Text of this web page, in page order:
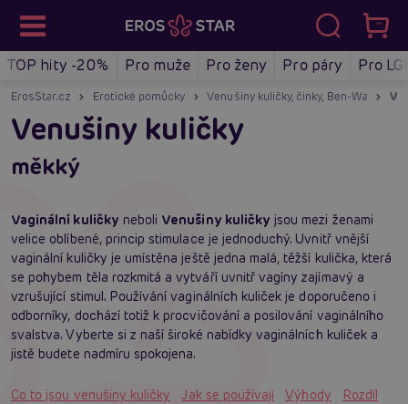
TOP hity -20% Pro muže Pro ženy Pro páry Pro
ErosStar.cz Erotické pomůcky Venušiny kuličky, činky, Ben-Wa
Venušiny kuličky
měkký
Vaginální kuličky neboli Venušiny kuličky jsou mezi ženami
velice oblíbené, princip stimulace je jednoduchý. Uvnitř vnější
vaginální kuličky je umístěna ještě jedna malá, těžší kulička, která
se pohybem těla rozkmitá a vytváří uvnitř vagíny zajímavý a
vzrušující stimul. Používání vaginálních kuliček je doporučeno i
odborníky, dochází totiž k procvičování a posilování vaginálního
svalstva. Vyberte si z naší široké nabídky vaginálních kuliček a
jistě budete nadmíru spokojena.
Co to jsou venušiny kuličky Jak se používají Výhody
Rozdíl